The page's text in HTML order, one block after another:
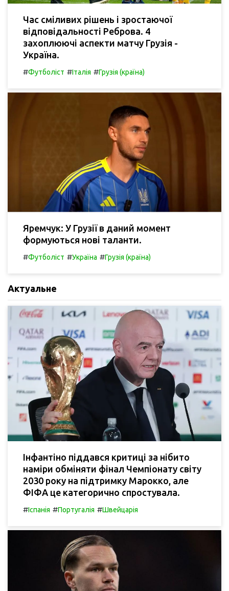
Час сміливих рішень і зростаючої
відповідальності Реброва. 4
захоплюючі аспекти матчу Грузія -
Україна.
#Футболіст #Італія #Грузія (країна)
Яремчук: У Грузії в даний момент
формуються нові таланти.
#Футболіст #Україна #Грузія (країна)
Актуальне
Інфантіно піддався критиці за нібито
наміри обміняти фінал Чемпіонату світу
2030 року на підтримку Марокко, але
ФІФА це категорично спростувала.
#Іспанія #Португалія #Швейцарія